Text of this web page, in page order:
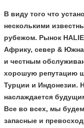
В виду того что
несколькими
рубежом. Рынок
Африку, север &
и честным
хорошую репутацию
Турции и Индонезии.
наслаждается
Все во всех, мы
запасные и